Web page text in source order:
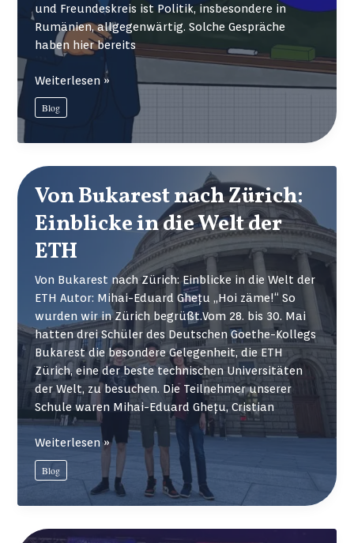
und Freundeskreis ist Politik, insbesondere in
Rumänien, allgegenwärtig. Solche Gespräche
haben hier bereits
Demokratie
beginnt
im
Bildung
in
Rumänien
Weiterlesen »
Blog
Von Bukarest nach Zürich:
Einblicke in die Welt der
ETH
Von Bukarest nach Zürich: Einblicke in die Welt der
ETH Autor: Mihai-Eduard Ghețu „Hoi zäme!“ So
wurden wir in Zürich begrüßt.Vom 28. bis 30. Mai
hatten drei Schüler des Deutschen Goethe-Kollegs
Bukarest die besondere Gelegenheit, die ETH
Zürich, eine der beste technischen Universitäten
der Welt, zu besuchen. Die Teilnehmer unserer
Schule waren Mihai-Eduard Ghețu, Cristian
Von
Bukarest
nach
in
Weiterlesen »
Blog